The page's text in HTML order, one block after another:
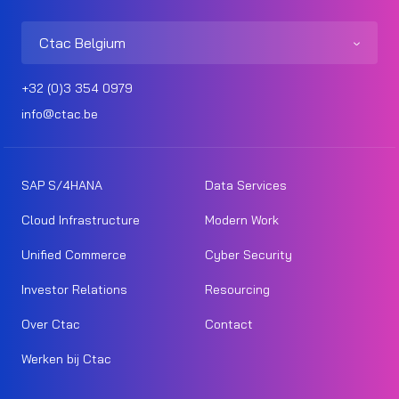
Ctac Belgium
+32 (0)3 354 0979
info@ctac.be
SAP S/4HANA Data Services
Cloud Infrastructure Modern Work
Unified Commerce Cyber Security
Investor Relations Resourcing
Over Ctac Contact
Werken bij Ctac